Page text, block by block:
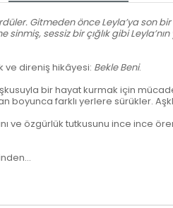
Gitmeden önce Leyla’ya son
sinmiş, sessiz bir çığlık gibi
ve direniş hikâyesi: Bekle Beni.
bir hayat kurmak için
boyunca farklı yerlere sürükler.
ve özgürlük tutkusunu ince ince